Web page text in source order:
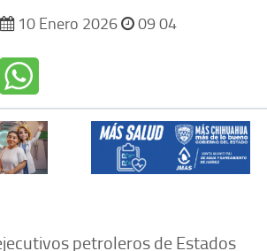
10 Enero 2026 09 04
petroleros de Estados